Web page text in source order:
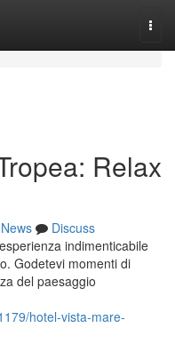
Relax
News
Discuss
indimenticabile
Godetevi momenti di
del paesaggio
hotel-vista-mare-